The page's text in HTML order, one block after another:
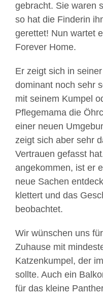
gebracht. Sie waren
so hat die Finderin
gerettet! Nun wartet
Forever Home.
Er zeigt sich in
dominant noch sehr
mit seinem Kumpel
Pflegemama die
einer neuen
zeigt sich aber sehr
Vertrauen gefasst
angekommen, ist er
neue Sachen
klettert und das
beobachtet.
Wir wünschen uns
Zuhause mit
Katzenkumpel, der
sollte. Auch ein
für das kleine